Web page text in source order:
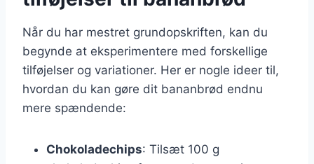
Når du har mestret grundopskriften, kan du
begynde at eksperimentere med forskellige
tilføjelser og variationer. Her er nogle ideer til,
hvordan du kan gøre dit bananbrød endnu
mere spændende:
Chokoladechips: Tilsæt 100 g